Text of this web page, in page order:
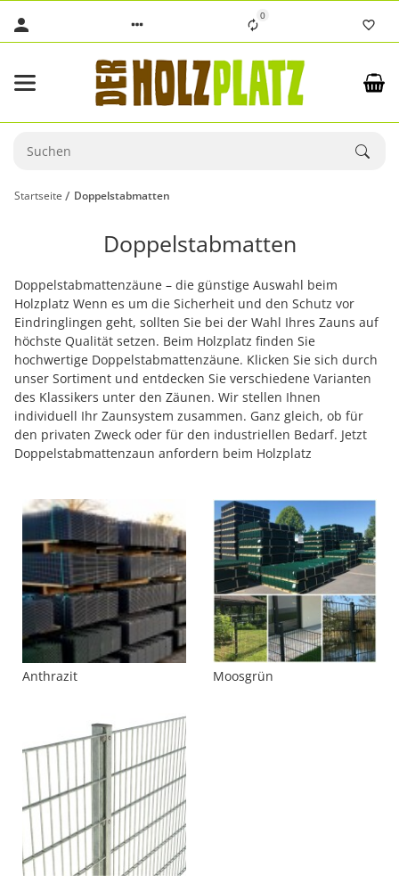
0
Startseite Doppelstabmatten
Doppelstabmatten
Doppelstabmattenzäune – die günstige Auswahl beim
Holzplatz Wenn es um die Sicherheit und den Schutz vor
Eindringlingen geht, sollten Sie bei der Wahl Ihres Zauns auf
höchste Qualität setzen. Beim Holzplatz finden Sie
hochwertige Doppelstabmattenzäune. Klicken Sie sich durch
unser Sortiment und entdecken Sie verschiedene Varianten
des Klassikers unter den Zäunen. Wir stellen Ihnen
individuell Ihr Zaunsystem zusammen. Ganz gleich, ob für
den privaten Zweck oder für den industriellen Bedarf. Jetzt
Doppelstabmattenzaun anfordern beim Holzplatz
Anthrazit Moosgrün